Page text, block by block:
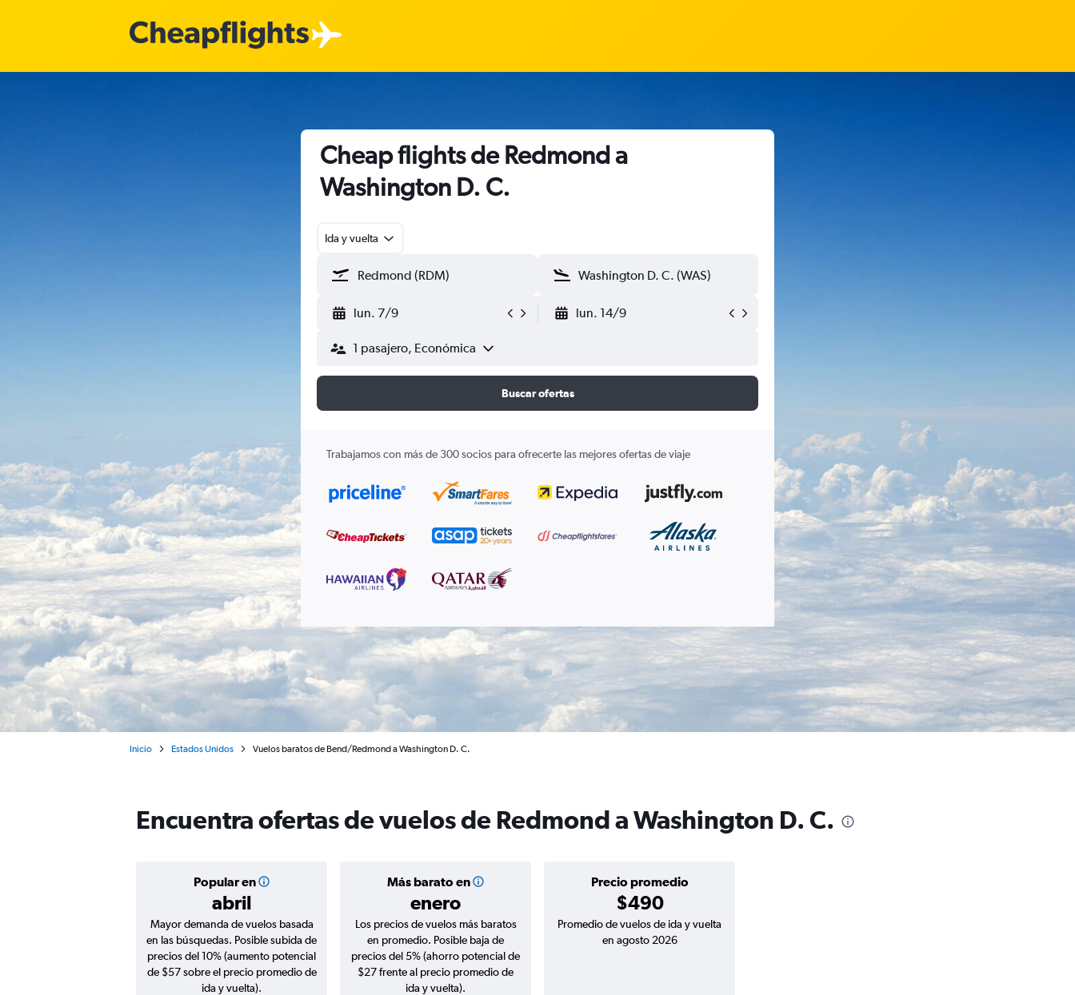
Cheap flights de Redmond a
Washington D. C.
Ida y vuelta
lun. 7/9 lun. 14/9
1 pasajero, Económica
Buscar ofertas
Trabajamos con más de 300 socios para ofrecerte las mejores ofertas de viaje
Inicio Estados Unidos Vuelos baratos de Bend/Redmond a Washington D. C.
Encuentra ofertas de vuelos de Redmond a Washington D. C.
Popular en
abril
Más barato en
enero
Precio promedio
$490
Mayor demanda de vuelos basada
en las búsquedas. Posible subida de
precios del 10% (aumento potencial
de $57 sobre el precio promedio de
ida y vuelta).
Los precios de vuelos más baratos
en promedio. Posible baja de
precios del 5% (ahorro potencial de
$27 frente al precio promedio de
ida y vuelta).
Promedio de vuelos de ida y vuelta
en agosto 2026